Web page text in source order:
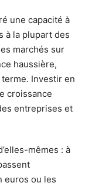
une capacité à
à la plupart des
marchés sur
haussière,
Investir en
croissance
entreprises et
mêmes : à
euros ou les